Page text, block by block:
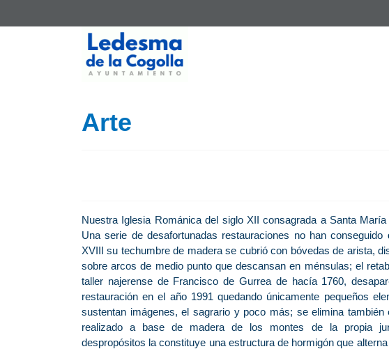
Arte
Nuestra Iglesia Románica del siglo XII consagrada a Santa
Una serie de desafortunadas restauraciones no han
XVIII su techumbre de madera se cubrió con bóvedas de arista,
sobre arcos de medio punto que descansan en ménsulas; el
taller najerense de Francisco de Gurrea de hacía 1760,
restauración en el año 1991 quedando únicamente pequeños
sustentan imágenes, el sagrario y poco más; se elimina
realizado a base de madera de los montes de la propia
despropósitos la constituye una estructura de hormigón que